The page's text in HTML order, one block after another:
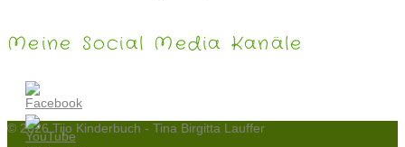
Meine Social Media Kanäle
© 2026 Tijo Kinderbuch - Tina Birgitta Lauffer